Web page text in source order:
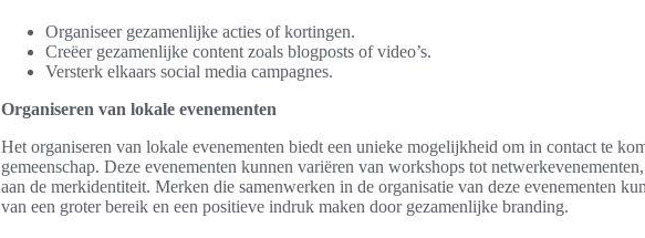
Organiseer gezamenlijke acties of kortingen.
Creëer gezamenlijke content zoals blogposts of video’s.
Versterk elkaars social media campagnes.
Organiseren van lokale evenementen
Het organiseren van lokale evenementen biedt een unieke mogelijkheid om in contact te
gemeenschap. Deze evenementen kunnen variëren van workshops tot
aan de merkidentiteit. Merken die samenwerken in de organisatie van deze evenementen
van een groter bereik en een positieve indruk maken door gezamenlijke branding.